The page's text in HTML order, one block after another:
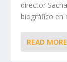
director
biográfico en
READ MORE